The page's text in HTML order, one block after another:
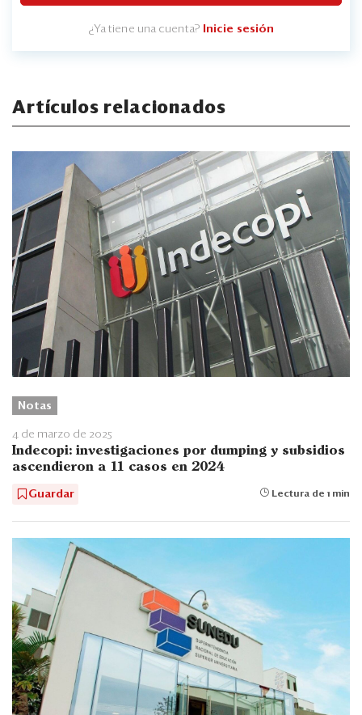
¿Ya tiene una cuenta? Inicie sesión
Artículos relacionados
Notas
4 de marzo de 2025
Indecopi: investigaciones por dumping y subsidios
ascendieron a 11 casos en 2024
Guardar Lectura de 1 min